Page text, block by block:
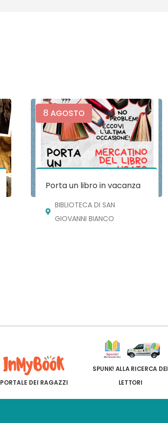
8 AGOSTO
Porta un libro in vacanza
BIBLIOTECA DI SAN
GIOVANNI BIANCO
PORTALE DEI RAGAZZI
SPUNK! ALLA RICERCA DEI
LETTORI